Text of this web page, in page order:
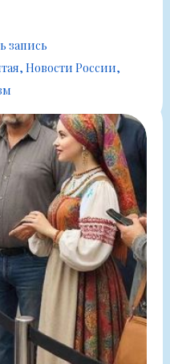
запись
Новости России